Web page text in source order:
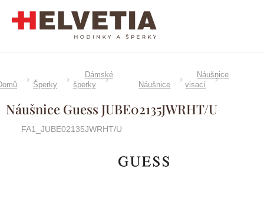
Šperky
Dámské
šperky
Náušnice
Náušnice
visací
Náušnice Guess JUBE02135JWRHT/U
FA1_JUBE02135JWRHT/U
Značka: Guess